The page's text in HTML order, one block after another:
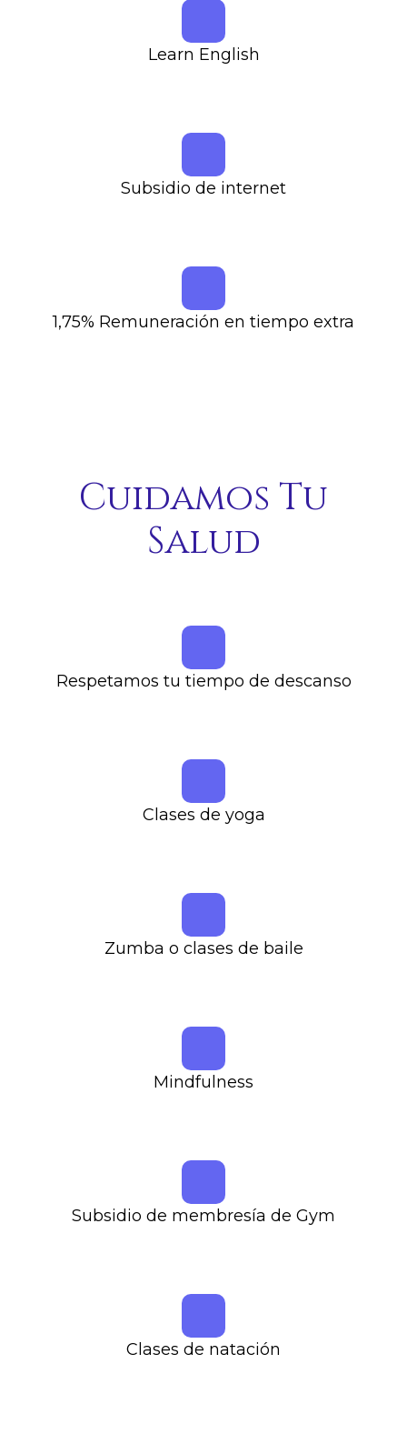
Learn English
Subsidio de internet
1,75% Remuneración en tiempo extra
Cuidamos Tu
Salud
Respetamos tu tiempo de descanso
Clases de yoga
Zumba o clases de baile
Mindfulness
Subsidio de membresía de Gym
Clases de natación